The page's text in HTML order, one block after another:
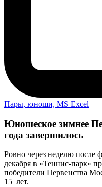
Пары, юноши, MS Excel
Юношеское зимнее
года завершилось
Ровно через неделю после
декабря в «Теннис-парк»
победители Первенства
15 лет.